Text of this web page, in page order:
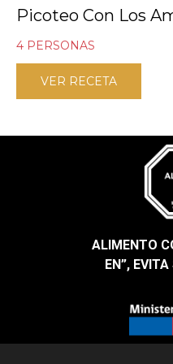
Picoteo Con Los
4 PERSONAS
VER RECETA
ALIMENTO
EN”,